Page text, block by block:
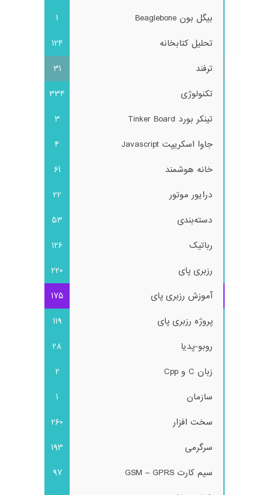
بیگل بون Beaglebone
1
تحلیل کتابخانه
124
ترفند
31
تکنولوژی
334
تینکر بورد Tinker Board
3
جاوا اسکریپت Javascript
4
خانه هوشمند
61
درایور موتور
22
دسته‌بندی
53
رباتیک
126
رزبری پای
220
آموزش رزبری پای
175
پروژه رزبری پای
119
روبو-پدیا
28
زبان C و Cpp
2
سازمان
1
سخت افزار
260
سرگرمی
193
سیم کارت GSM – GPRS
97